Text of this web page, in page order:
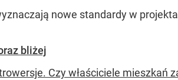
nowe standardy w
bliżej
Czy właściciele mieszkań